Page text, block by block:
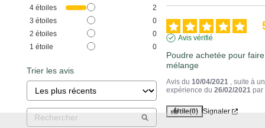
4 étoiles
2
3 étoiles
0
2 étoiles
0
1 étoile 0
Trier les avis
Avis vérifié
Poudre achetée pour
mélange
Avis du10/04/2021 , suite à
expérience du26/02/2021 par
Utile(0) Signaler